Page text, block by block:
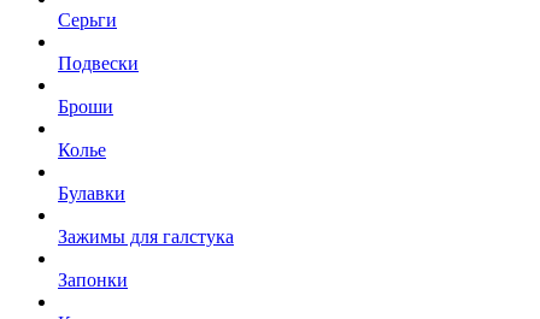
Серьги
Подвески
Броши
Колье
Булавки
Зажимы для галстука
Запонки